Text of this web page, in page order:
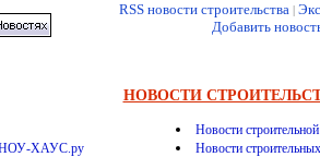
RSS новости строительства |
Добавить
НОВОСТИ
Новости
НОУ-ХАУС.ру
Новости